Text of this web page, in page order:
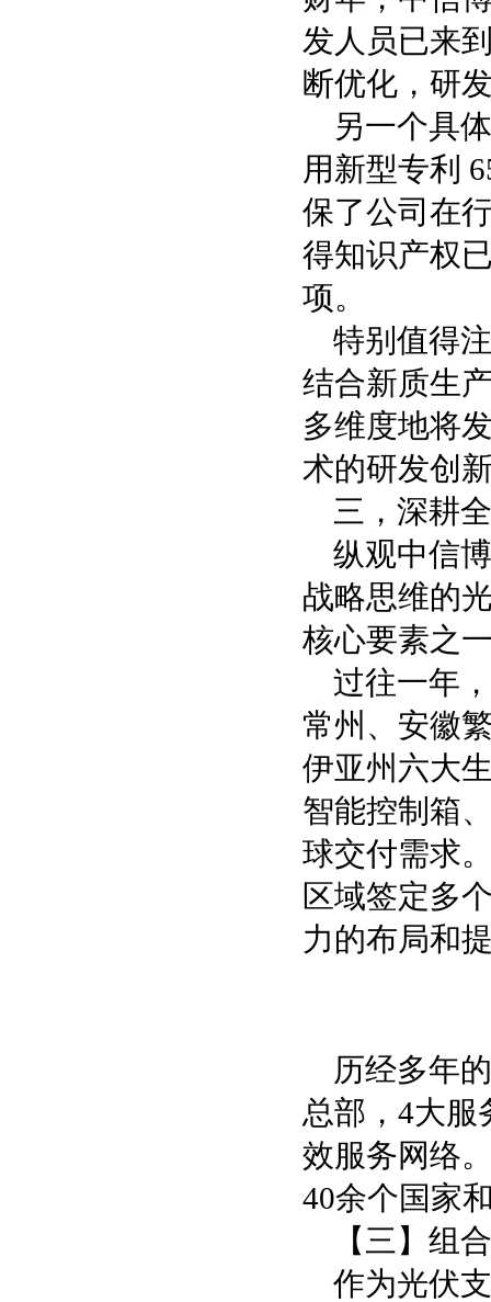
发人员已来
断优化，研
另一个具
用新型专利
保了公司在
得知识产权
项。
特别值得
结合新质生
多维度地将
术的研发创
三，深耕
纵观中信
战略思维的
核心要素之
过往一年
常州、安徽
伊亚州六大
智能控制箱
球交付需求
区域签定多
力的布局和
历经多年
总部，4大服
效服务网络
40余个国家
【三】组
作为光伏